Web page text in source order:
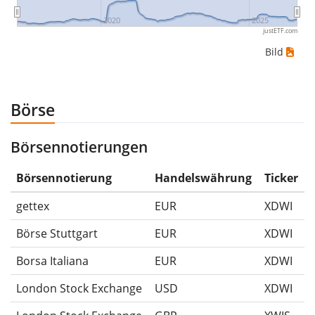
Wertpapierpreise war: 10€, 5€, 12€, 20€. In diesem
Fall hättest du den grösstmöglichen Verlust erlitten,
-50%.
Die Wertentwicklungsangaben für ETFs beinhalten
Ausschüttungen (falls vorhanden).
2020 2025
justETF.com
Bild
Börse
Börsennotierungen
Börsennotierung Handelswährung
Ticker
gettex
EUR
XDWI
Börse Stuttgart
EUR
XDWI
Borsa Italiana
EUR
XDWI
London Stock Exchange
USD
XDWI